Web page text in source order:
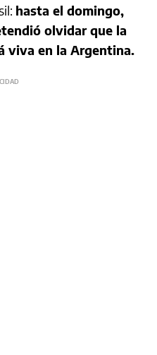
hasta el domingo,
olvidar que la
viva en la Argentina.